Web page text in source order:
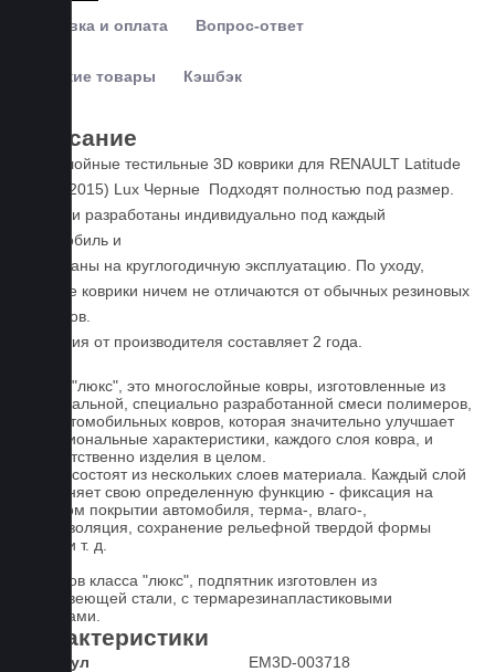
Доставка и оплата Вопрос-ответ
Похожие товары Кэшбэк
Описание
Пятислойные тестильные 3D коврики для RENAULT Latitude
(2010-2015) Lux Черные Подходят полностью под размер.
Коврики разработаны индивидуально под каждый
автомобиль и
расчитаны на круглогодичную эксплуатацию. По уходу,
данные коврики ничем не отличаются от обычных резиновых
ковриков.
Гарантия от производителя составляет 2 года.
Ковры "люкс", это многослойные ковры, изготовленные из
оригинальной, специально разработанной смеси полимеров,
для автомобильных ковров, которая значительно улучшает
функциональные характеристики, каждого слоя ковра, и
соответственно изделия в целом.
Ковры состоят из нескольких слоев материала. Каждый слой
выполняет свою определенную функцию - фиксация на
штатном покрытии автомобиля, терма-, влаго-,
звукоизоляция, сохранение рельефной твердой формы
ковра и т. д.
У ковров класса "люкс", подпятник изготовлен из
нержавеющей стали, с термарезинапластиковыми
вставками.
Характеристики
Артикул
EM3D-003718